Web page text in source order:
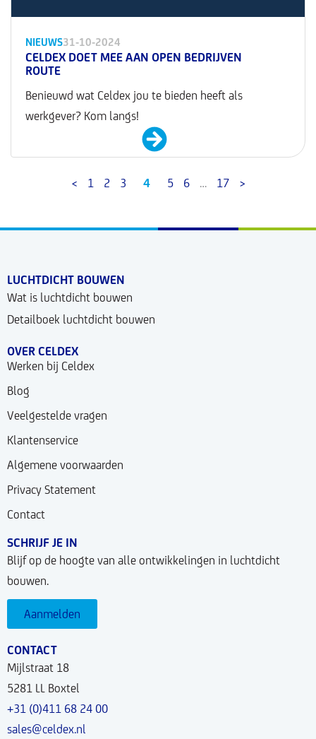
NIEUWS31-10-2024
CELDEX DOET MEE AAN OPEN BEDRIJVEN
ROUTE
Benieuwd wat Celdex jou te bieden heeft als
werkgever? Kom langs!
< 1 2 3 4 5 6 … 17 >
LUCHTDICHT BOUWEN
Wat is luchtdicht bouwen
Detailboek luchtdicht bouwen
OVER CELDEX
Werken bij Celdex
Blog
Veelgestelde vragen
Klantenservice
Algemene voorwaarden
Privacy Statement
Contact
SCHRIJF JE IN
Blijf op de hoogte van alle ontwikkelingen in luchtdicht
bouwen.
Aanmelden
CONTACT
Mijlstraat 18
5281 LL Boxtel
+31 (0)411 68 24 00
sales@celdex.nl